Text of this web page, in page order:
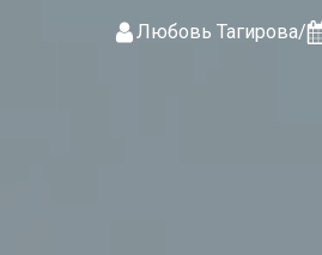
Любовь Тагирова/